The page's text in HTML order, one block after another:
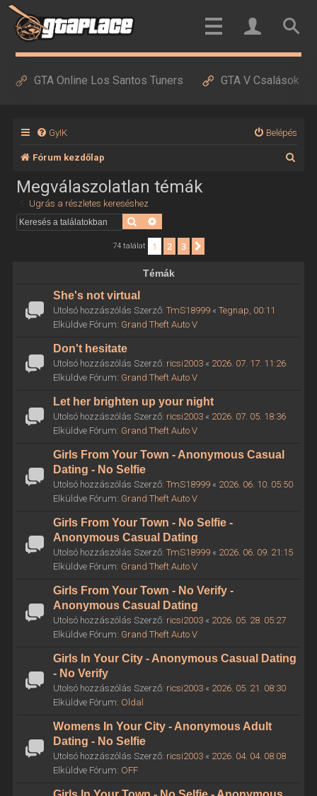
GTA Online Los Santos Tuners GTA V Csalások
GyIK Belépés
Fórum kezdőlap
Megválaszolatlan témák
Ugrás a részletes kereséshez
Keresés
74 találat 1 2 3
Témák
She's not virtual
Utolsó hozzászólás Szerző: TmS18999« Tegnap, 00:11
Elküldve Fórum: Grand Theft Auto V
Don't hesitate
Utolsó hozzászólás Szerző: ricsi2003« 2026. 07. 17. 11:26
Elküldve Fórum: Grand Theft Auto V
Let her brighten up your night
Utolsó hozzászólás Szerző: ricsi2003« 2026. 07. 05. 18:36
Elküldve Fórum: Grand Theft Auto V
Girls From Your Town - Anonymous Casual
Dating - No Selfie
Utolsó hozzászólás Szerző: TmS18999« 2026. 06. 10. 05:50
Elküldve Fórum: Grand Theft Auto V
Girls From Your Town - No Selfie -
Anonymous Casual Dating
Utolsó hozzászólás Szerző: TmS18999« 2026. 06. 09. 21:15
Elküldve Fórum: Grand Theft Auto V
Girls From Your Town - No Verify -
Anonymous Casual Dating
Utolsó hozzászólás Szerző: ricsi2003« 2026. 05. 28. 05:27
Elküldve Fórum: Grand Theft Auto V
Girls In Your City - Anonymous Casual Dating
- No Verify
Utolsó hozzászólás Szerző: ricsi2003« 2026. 05. 21. 08:30
Elküldve Fórum: Oldal
Womens In Your City - Anonymous Adult
Dating - No Selfie
Utolsó hozzászólás Szerző: ricsi2003« 2026. 04. 04. 08:08
Elküldve Fórum: OFF